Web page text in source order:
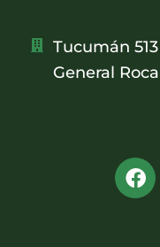
Tucumán
General Roca